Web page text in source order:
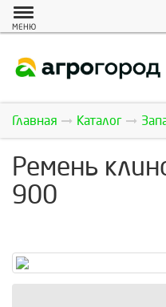
МЕНЮ
Главная Каталог
Ремень
900